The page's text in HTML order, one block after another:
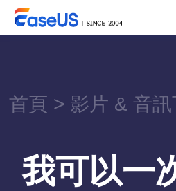
首頁 > 影片 & 音訊
我可以一